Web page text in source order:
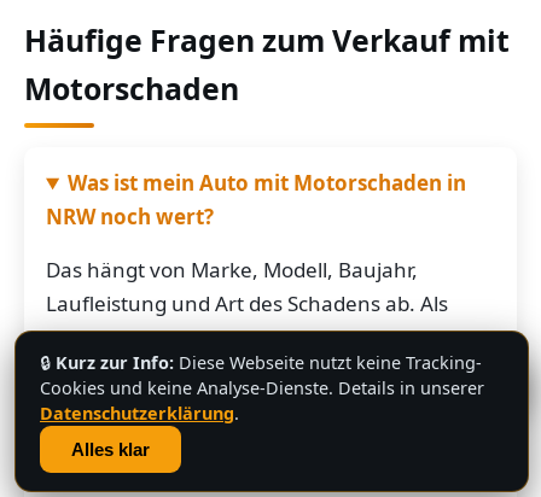
Häufige Fragen zum Verkauf mit
Motorschaden
Was ist mein Auto mit Motorschaden in
NRW noch wert?
Das hängt von Marke, Modell, Baujahr,
Laufleistung und Art des Schadens ab. Als
grobe Richtung: Fahrzeuge mit Motorschaden
bringen je nach Restwert der Karosserie und
der Teile oft noch mehrere hundert bis
mehrere tausend Euro. Schicken Sie uns die
Fahrzeugdaten – Sie bekommen von uns eine
💬
🔒 Kurz zur Info: Diese Webseite nutzt keine Tracking-
Cookies und keine Analyse-Dienste. Details in unserer
Datenschutzerklärung.
Alles klar